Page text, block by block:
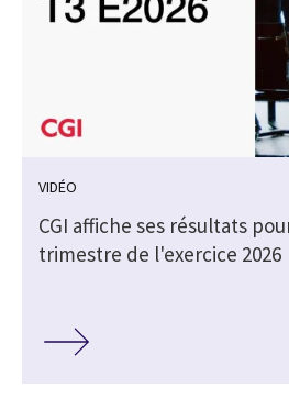
VIDÉO
CGI affiche ses résultats
trimestre de l'exercice 2026